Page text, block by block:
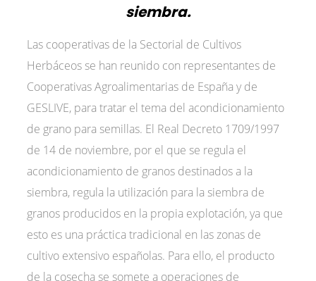
siembra.
Las cooperativas de la Sectorial de Cultivos
Herbáceos se han reunido con representantes de
Cooperativas Agroalimentarias de España y de
GESLIVE, para tratar el tema del acondicionamiento
de grano para semillas. El Real Decreto 1709/1997
de 14 de noviembre, por el que se regula el
acondicionamiento de granos destinados a la
siembra, regula la utilización para la siembra de
granos producidos en la propia explotación, ya que
esto es una práctica tradicional en las zonas de
cultivo extensivo españolas. Para ello, el producto
de la cosecha se somete a operaciones de